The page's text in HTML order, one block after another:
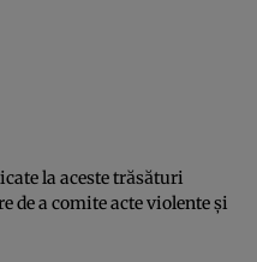
la aceste trăsături
de a comite acte violente și